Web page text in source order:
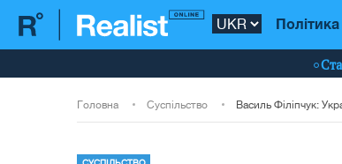
Політика
Головна Суспільство
СУСПІЛЬСТВО